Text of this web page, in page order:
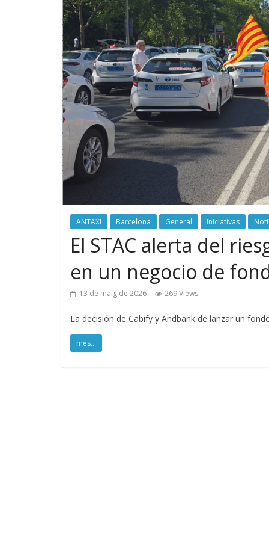
ANTAXI Barcelona General Iniciativas
El STAC alerta del
en un negocio de
13 de maig de 2026 269 Views
La decisión de Cabify y Andbank de lanzar un
més...